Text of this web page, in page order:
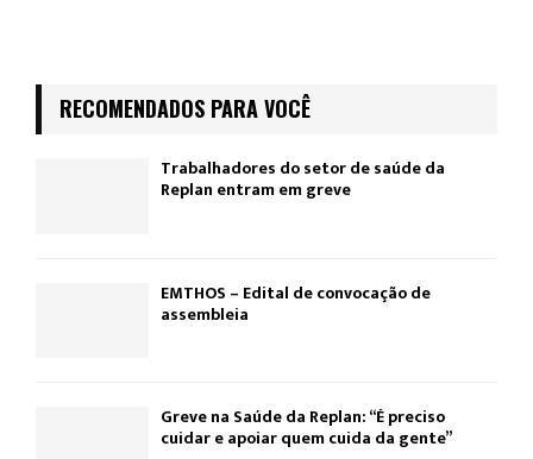
RECOMENDADOS PARA VOCÊ
Trabalhadores do setor de saúde da
Replan entram em greve
EMTHOS – Edital de convocação de
assembleia
Greve na Saúde da Replan: “É preciso
cuidar e apoiar quem cuida da gente”